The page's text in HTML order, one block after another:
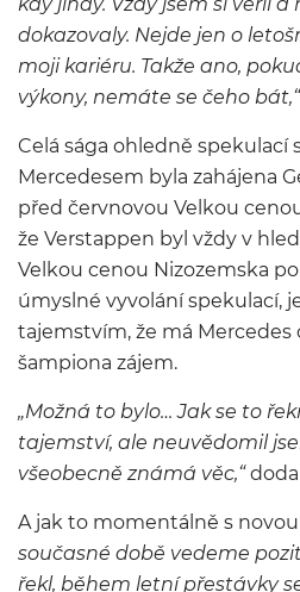
dokazovaly. Nejde jen o
moji kariéru. Takže ano,
výkony, nemáte se čeho bát,“
Celá sága ohledně spekulací
Mercedesem byla zahájena
před červnovou Velkou
že Verstappen byl vždy v
Velkou cenou Nizozemska
úmyslné vyvolání spekulací,
tajemstvím, že má
šampiona zájem.
„Možná to bylo… Jak se to
tajemství, ale neuvědomil
všeobecně známá věc,“
A jak to momentálně s
současné době vedeme
řekl, během letní přestávky